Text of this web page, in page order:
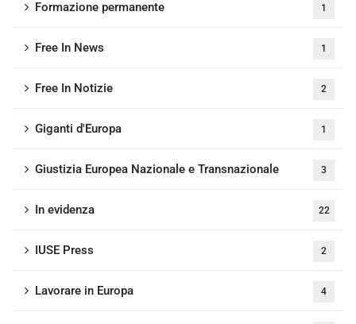
Formazione permanente 1
Free In News 1
Free In Notizie 2
Giganti d'Europa 1
Giustizia Europea Nazionale e Transnazionale 3
In evidenza 22
IUSE Press 2
Lavorare in Europa 4